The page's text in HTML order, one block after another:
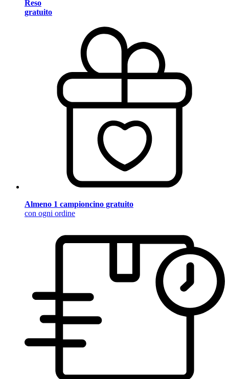
Reso
gratuito
Almeno 1 campioncino gratuito
con ogni ordine